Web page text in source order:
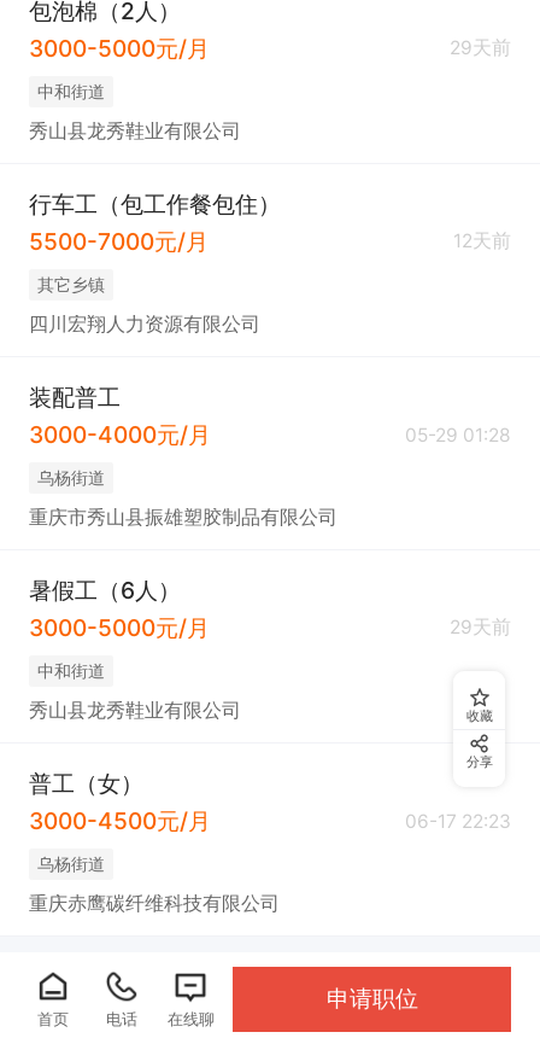
包泡棉（2人）
3000-5000元/月
29天前
中和街道
秀山县龙秀鞋业有限公司
行车工（包工作餐包住）
5500-7000元/月
12天前
其它乡镇
四川宏翔人力资源有限公司
装配普工
3000-4000元/月
05-29 01:28
乌杨街道
重庆市秀山县振雄塑胶制品有限公司
暑假工（6人）
3000-5000元/月
29天前
中和街道
秀山县龙秀鞋业有限公司
普工（女）
3000-4500元/月
06-17 22:23
乌杨街道
重庆赤鹰碳纤维科技有限公司
收藏
分享
首页 电话 在线聊
申请职位